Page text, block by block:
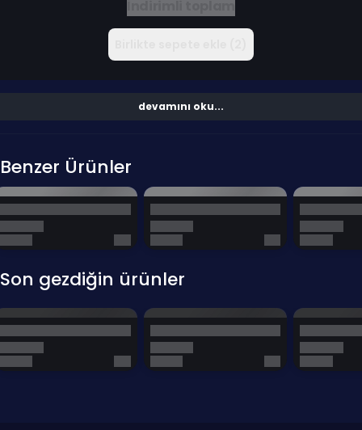
devamını oku...
Benzer Ürünler
Son gezdiğin ürünler